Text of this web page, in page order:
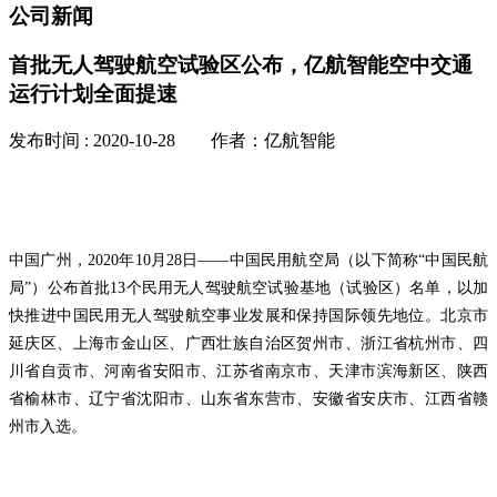
公司新闻
首批无人驾驶航空试验区公布，亿航智能空中交通
运行计划全面提速
发布时间 : 2020-10-28 作者：亿航智能
中国广州，2020年10月28日——中国民用航空局（以下简称“中国民航
局”）公布首批13个民用无人驾驶航空试验基地（试验区）名单，以加
快推进中国民用无人驾驶航空事业发展和保持国际领先地位。北京市
延庆区、上海市金山区、广西壮族自治区贺州市、浙江省杭州市、四
川省自贡市、河南省安阳市、江苏省南京市、天津市滨海新区、陕西
省榆林市、辽宁省沈阳市、山东省东营市、安徽省安庆市、江西省赣
州市入选。